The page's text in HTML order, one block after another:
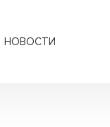
НОВОСТИ